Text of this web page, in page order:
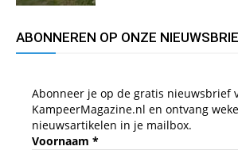
ABONNEREN OP ONZE
Abonneer je op de gratis nieuwsbrief
KampeerMagazine.nl en ontvang
nieuwsartikelen in je mailbox.
Voornaam *